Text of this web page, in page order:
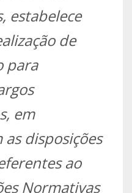
estabelece
de
para
em
disposições
ao
Normativas